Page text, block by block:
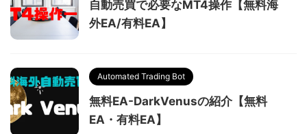
自動売買で必要なMT4操作【無料海
外EA/有料EA】
Automated Trading Bot
無料EA-DarkVenusの紹介【無料
EA・有料EA】